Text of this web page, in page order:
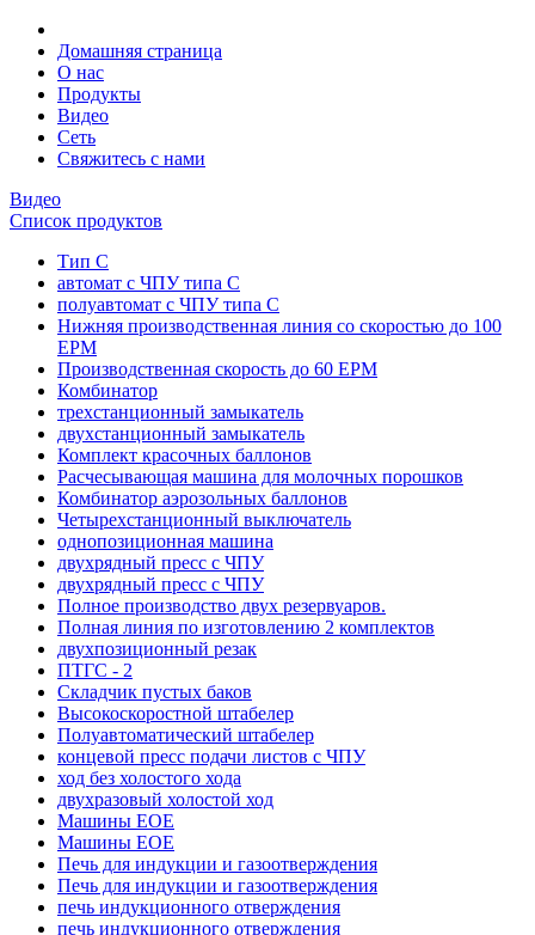
Домашняя страница
О нас
Продукты
Видео
Сеть
Свяжитесь с нами
Видео
Список продуктов
Тип C
автомат с ЧПУ типа С
полуавтомат с ЧПУ типа С
Нижняя производственная линия со скоростью до 100
EPM
Производственная скорость до 60 EPM
Комбинатор
трехстанционный замыкатель
двухстанционный замыкатель
Комплект красочных баллонов
Расчесывающая машина для молочных порошков
Комбинатор аэрозольных баллонов
Четырехстанционный выключатель
однопозиционная машина
двухрядный пресс с ЧПУ
двухрядный пресс с ЧПУ
Полное производство двух резервуаров.
Полная линия по изготовлению 2 комплектов
двухпозиционный резак
ПТГС - 2
Складчик пустых баков
Высокоскоростной штабелер
Полуавтоматический штабелер
концевой пресс подачи листов с ЧПУ
ход без холостого хода
двухразовый холостой ход
Машины EOE
Машины EOE
Печь для индукции и газоотверждения
Печь для индукции и газоотверждения
печь индукционного отверждения
печь индукционного отверждения